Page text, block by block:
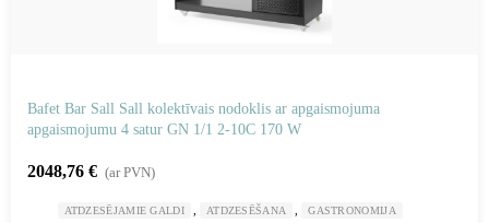
Bafet Bar Sall Sall kolektīvais nodoklis ar apgaismojuma
apgaismojumu 4 satur GN 1/1 2-10C 170 W
2048,76 € (ar PVN)
ATDZESĒJAMIE GALDI ATDZESĒŠANA GASTRONOMIJA